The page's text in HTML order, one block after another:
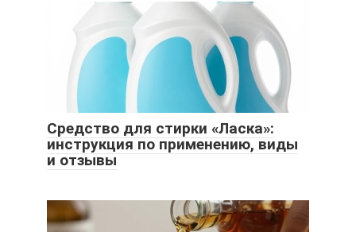
Средство для стирки «Ласка»:
инструкция по применению, виды
и отзывы